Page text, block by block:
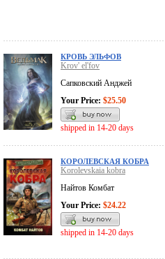
КРОВЬ ЭЛЬФОВ
Krov' el'fov
Сапковский Анджей
Your Price: $25.50
shipped in 14-20 days
КОРОЛЕВСКАЯ КОБРА
Korolevskaia kobra
Найтов Комбат
Your Price: $24.22
shipped in 14-20 days